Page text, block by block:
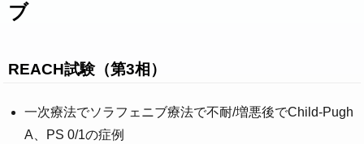
ブ
REACH試験（第3相）
一次療法でソラフェニブ療法で不耐/増悪後でChild-Pugh
A、PS 0/1の症例